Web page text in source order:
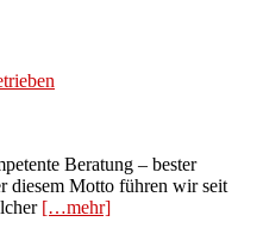
Beratung – bester
diesem Motto führen wir seit
[…mehr]